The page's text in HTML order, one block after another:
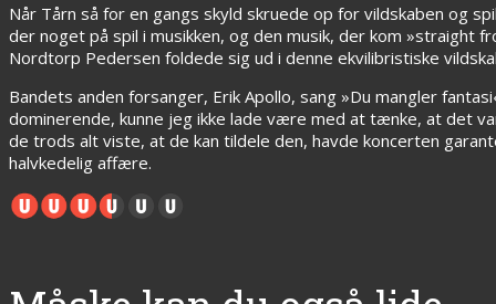
Når Tårn så for en gangs skyld skruede op for vildskaben og
der noget på spil i musikken, og den musik, der kom »straight
Nordtorp Pedersen foldede sig ud i denne ekvilibristiske
Bandets anden forsanger, Erik Apollo, sang »Du mangler
dominerende, kunne jeg ikke lade være med at tænke, at det
de trods alt viste, at de kan tildele den, havde koncerten
halvkedelig affære.